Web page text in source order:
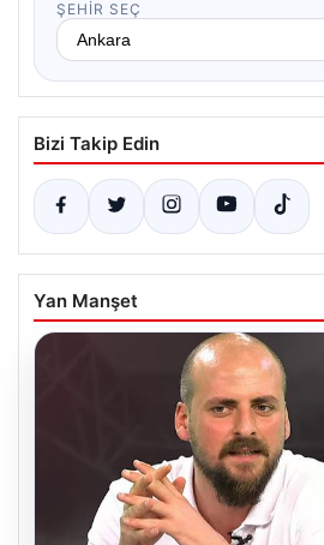
ŞEHIR SEÇ
Bizi Takip Edin
Yan Manşet